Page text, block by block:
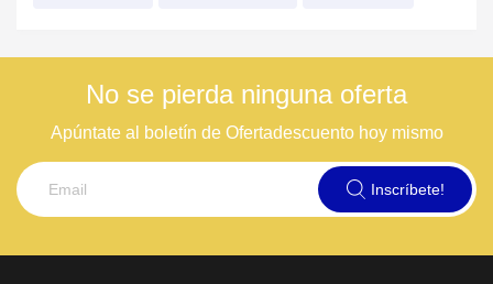
No se pierda ninguna oferta
Apúntate al boletín de Ofertadescuento hoy mismo
Inscríbete!